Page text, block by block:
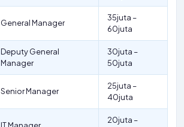
General Manager
35juta –
60juta
Deputy General
Manager
30juta –
50juta
Senior Manager
25juta –
40juta
20juta –